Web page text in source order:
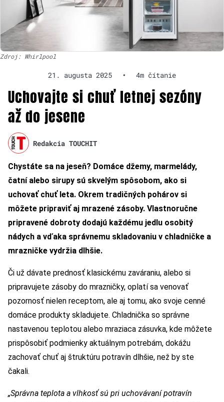
Zdroj: Whirlpool
21. augusta 2025 • 4m čítanie
Uchovajte si chuť letnej sezóny
až do jesene
Redakcia TOUCHIT
Chystáte sa na jeseň? Domáce džemy, marmelády,
čatní alebo sirupy sú skvelým spôsobom, ako si
uchovať chuť leta. Okrem tradičných pohárov si
môžete pripraviť aj mrazené zásoby. Vlastnoručne
pripravené dobroty dodajú každému jedlu osobitý
nádych a vďaka správnemu skladovaniu v chladničke a
mrazničke vydržia dlhšie.
Či už dávate prednosť klasickému zaváraniu, alebo si
pripravujete zásoby do mrazničky, oplatí sa venovať
pozornosť nielen receptom, ale aj tomu, ako svoje cenné
domáce produkty skladujete. Chladnička so správne
nastavenou teplotou alebo mraziaca zásuvka, kde môžete
prispôsobiť podmienky aktuálnym potrebám, dokážu
zachovať chuť aj štruktúru potravín dlhšie, než by ste
čakali.
„Správna teplota a vlhkosť sú pri uchovávaní potravín